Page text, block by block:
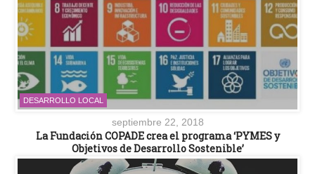
DESARROLLO LOCAL
septiembre 22, 2018
La Fundación COPADE crea el programa ‘PYMES y
Objetivos de Desarrollo Sostenible’